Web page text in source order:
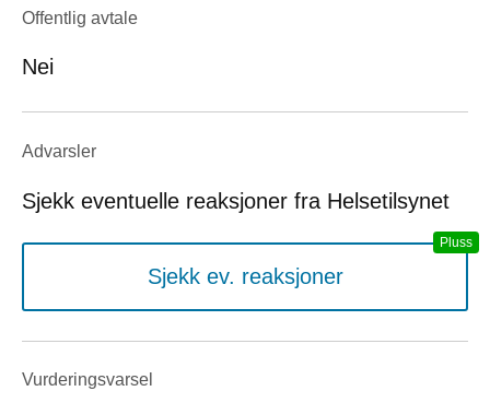
Offentlig avtale
Nei
Advarsler
Sjekk eventuelle reaksjoner fra Helsetilsynet
Sjekk ev. reaksjoner
Vurderings­varsel